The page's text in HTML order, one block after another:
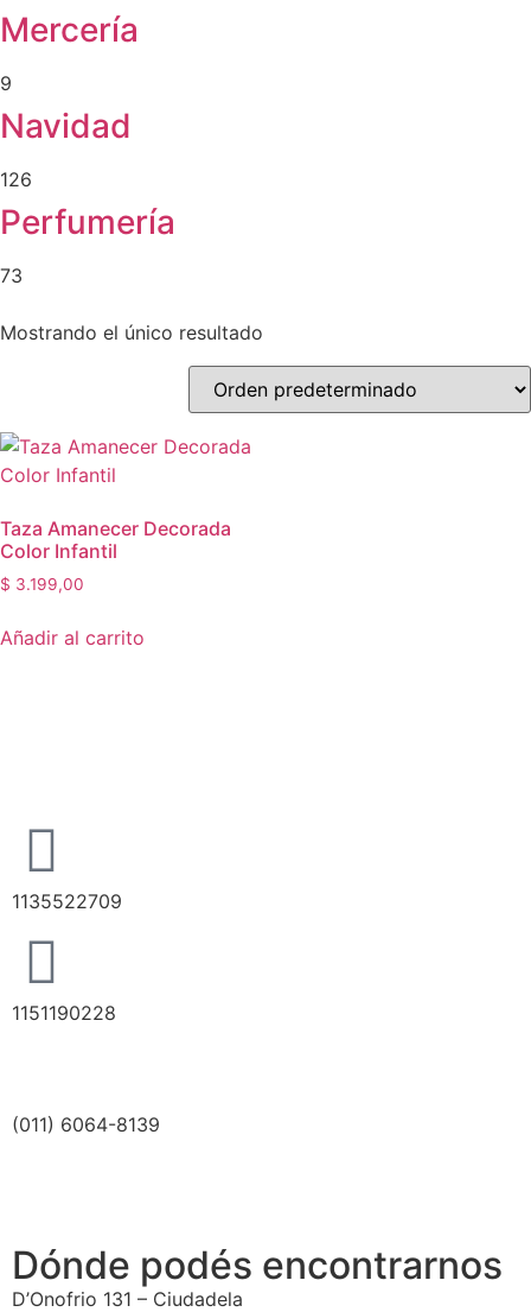
Mercería
9
Navidad
126
Perfumería
73
Mostrando el único resultado
Taza Amanecer Decorada
Color Infantil
$ 3.199,00
Añadir al carrito
1135522709
1151190228
(011) 6064-8139
Dónde podés encontrarnos
D’Onofrio 131 – Ciudadela